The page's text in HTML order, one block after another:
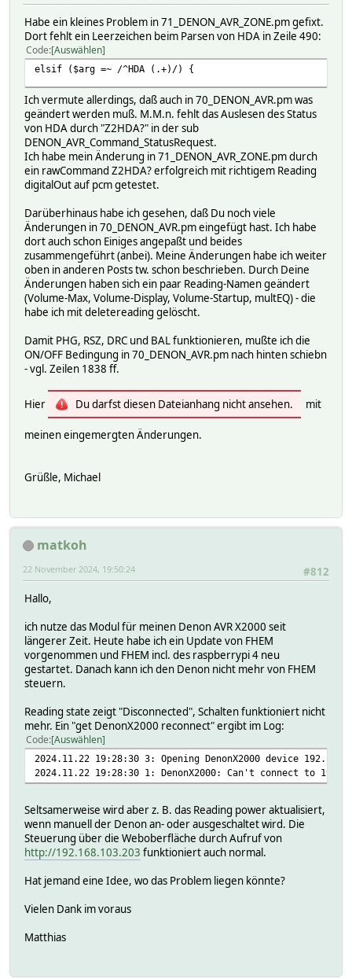
Habe ein kleines Problem in 71_DENON_AVR_ZONE.pm gefixt.
Dort fehlt ein Leerzeichen beim Parsen von HDA in Zeile 490:
Code Auswählen
elsif ($arg =~ /^HDA (.+)/) {
Ich vermute allerdings, daß auch in 70_DENON_AVR.pm was
geändert werden muß. M.M.n. fehlt das Auslesen des Status
von HDA durch "Z2HDA?" in der sub
DENON_AVR_Command_StatusRequest.
Ich habe mein Änderung in 71_DENON_AVR_ZONE.pm durch
ein rawCommand Z2HDA? erfolgreich mit richtigem Reading
digitalOut auf pcm getestet.
Darüberhinaus habe ich gesehen, daß Du noch viele
Änderungen in 70_DENON_AVR.pm eingefügt hast. Ich habe
dort auch schon Einiges angepaßt und beides
zusammengeführt (anbei). Meine Änderungen habe ich weiter
oben in anderen Posts tw. schon beschrieben. Durch Deine
Änderungen haben sich ein paar Reading-Namen geändert
(Volume-Max, Volume-Display, Volume-Startup, multEQ) - die
habe ich mit deletereading gelöscht.
Damit PHG, RSZ, DRC und BAL funktionieren, mußte ich die
ON/OFF Bedingung in 70_DENON_AVR.pm nach hinten schiebn
- vgl. Zeilen 1838 ff.
Hier Du darfst diesen Dateianhang nicht ansehen. mit
meinen eingemergten Änderungen.
Grüßle, Michael
matkoh
#812
22 November 2024, 19:50:24
Hallo,
ich nutze das Modul für meinen Denon AVR X2000 seit
längerer Zeit. Heute habe ich ein Update von FHEM
vorgenommen und FHEM incl. des raspberrypi 4 neu
gestartet. Danach kann ich den Denon nicht mehr von FHEM
steuern.
Reading state zeigt "Disconnected", Schalten funktioniert nicht
mehr. Ein "get DenonX2000 reconnect" ergibt im Log:
Code Auswählen
2024.11.22 19:28:30 3: Opening DenonX2000 device
2024.11.22 19:28:30 1: DenonX2000: Can't connect to
Seltsamerweise wird aber z. B. das Reading power aktualisiert,
wenn manuell der Denon an- oder ausgeschaltet wird. Die
Steuerung über die Weboberfläche durch Aufruf von
http://192.168.103.203 funktioniert auch normal.
Hat jemand eine Idee, wo das Problem liegen könnte?
Vielen Dank im voraus
Matthias